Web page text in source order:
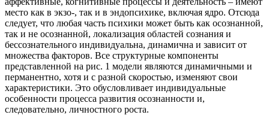
место как в экзо-, так и в эндопсихике, включая ядро. Отсюда
следует, что любая часть психики может быть как осознанной,
так и не осознанной, локализация областей сознания и
бессознательного индивидуальна, динамична и зависит от
множества факторов. Все структурные компоненты
представленной на рис. 1 модели являются динамичными и
перманентно, хотя и с разной скоростью, изменяют свои
характеристики. Это обусловливает индивидуальные
особенности процесса развития осознанности и,
следовательно, личностного роста.